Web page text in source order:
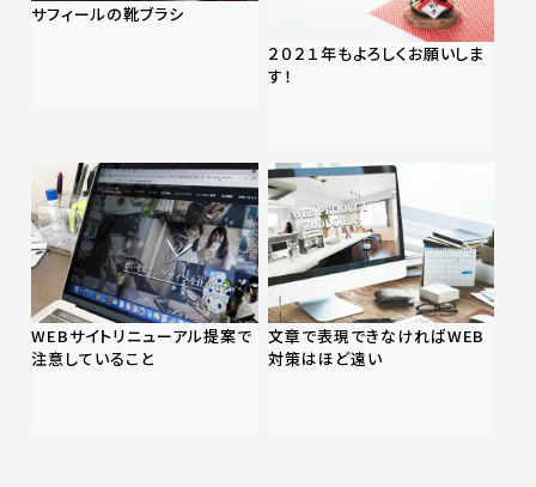
サフィールの靴ブラシ
２０２１年もよろしくお願いしま
す！
WEBサイトリニューアル提案で
注意していること
文章で表現できなければWEB
対策はほど遠い